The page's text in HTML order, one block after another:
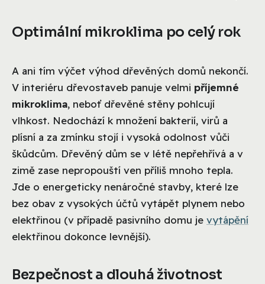
Optimální mikroklima po celý rok
A ani tím výčet výhod dřevěných domů nekončí.
V interiéru dřevostaveb panuje velmi příjemné
mikroklima, neboť dřevěné stěny pohlcují
vlhkost. Nedochází k množení bakterií, virů a
plísní a za zmínku stojí i vysoká odolnost vůči
škůdcům. Dřevěný dům se v létě nepřehřívá a v
zimě zase nepropouští ven příliš mnoho tepla.
Jde o energeticky nenáročné stavby, které lze
bez obav z vysokých účtů vytápět plynem nebo
elektřinou (v případě pasivního domu je vytápění
elektřinou dokonce levnější).
Bezpečnost a dlouhá životnost